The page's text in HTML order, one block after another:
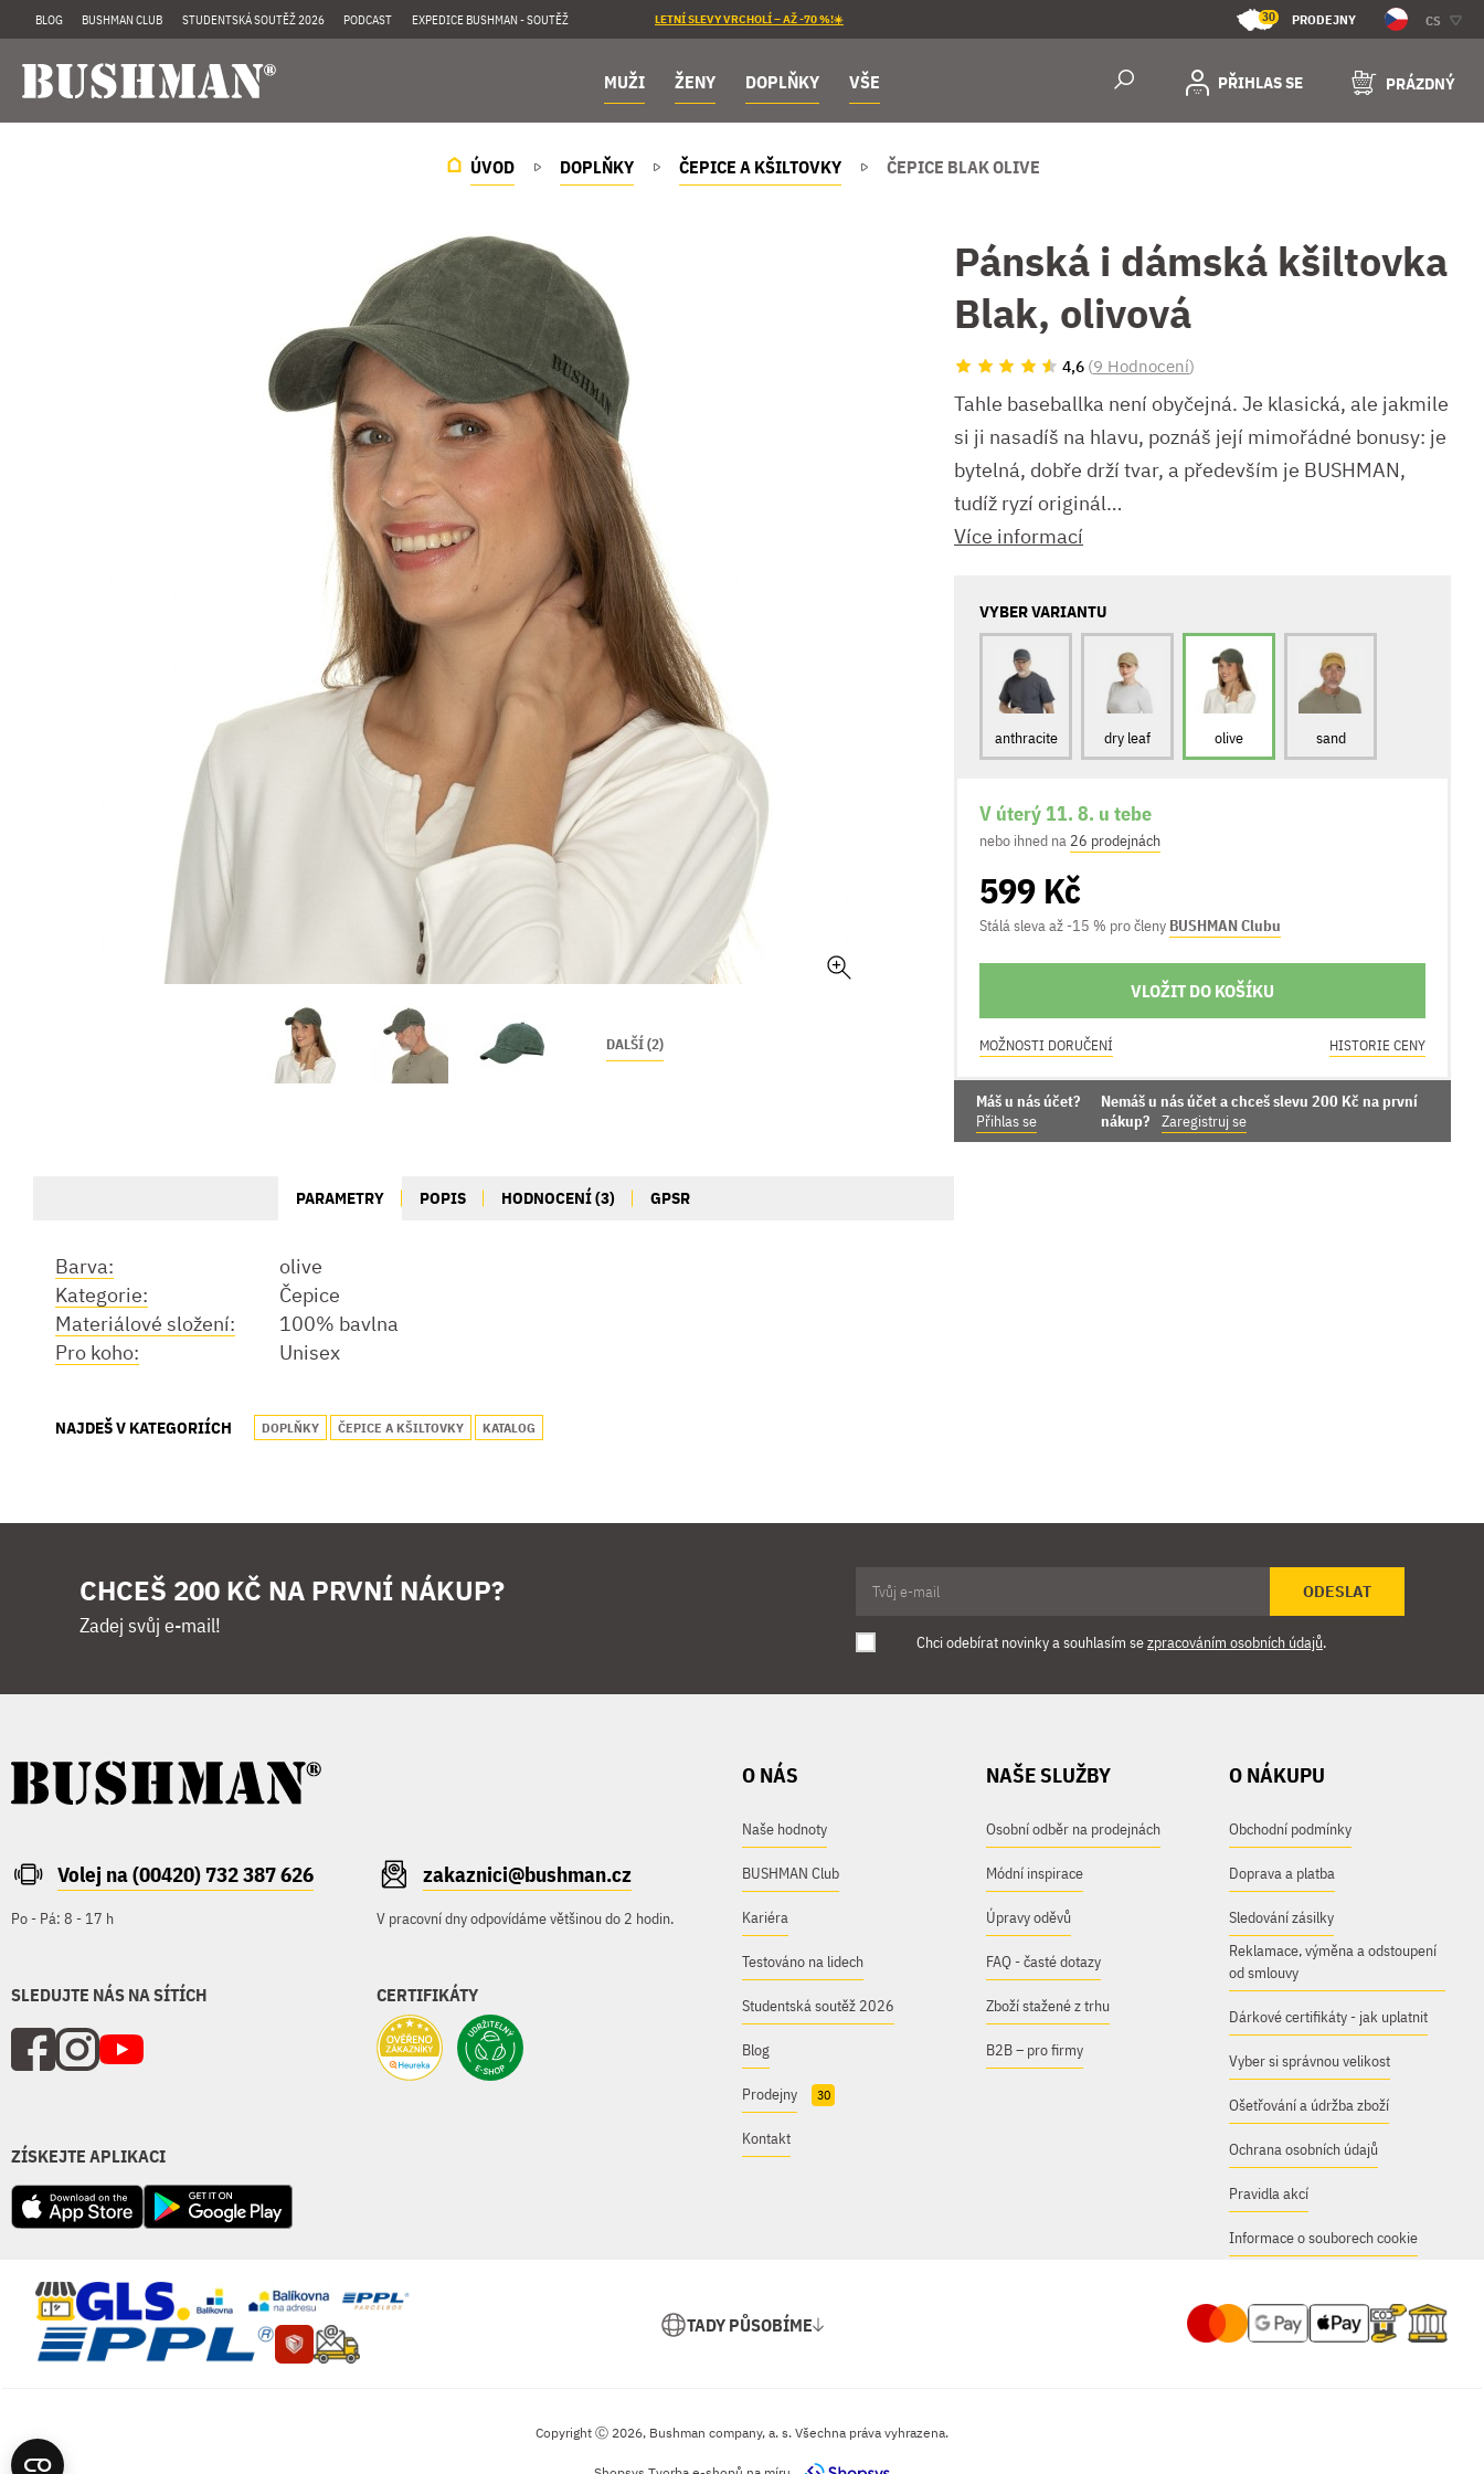
BLOG BUSHMAN CLUB STUDENTSKÁ SOUTĚŽ 2026 PODCAST EXPEDICE BUSHMAN - SOUTĚŽ LETNÍ SLEVY VRCHOLÍ – AŽ -70 %!☀️ 30 PRODEJNY CS
MUŽI ŽENY DOPLŇKY VŠE PŘIHLAS SE PRÁZDNÝ
ÚVOD DOPLŇKY ČEPICE A KŠILTOVKY ČEPICE BLAK OLIVE
DALŠÍ (2)
Pánská i dámská kšiltovka
Blak, olivová
4,6 (9 Hodnocení)
Tahle baseballka není obyčejná. Je klasická, ale jakmile
si ji nasadíš na hlavu, poznáš její mimořádné bonusy: je
bytelná, dobře drží tvar, a především je BUSHMAN,
tudíž ryzí originál…
Více informací
VYBER VARIANTU
anthracite dry leaf olive sand
V úterý 11. 8. u tebe
nebo ihned na 26 prodejnách
599 Kč
Stálá sleva až -15 % pro členy BUSHMAN Clubu
VLOŽIT DO KOŠÍKU
MOŽNOSTI DORUČENÍ HISTORIE CENY
Máš u nás účet?
Přihlas se
Nemáš u nás účet a chceš slevu 200 Kč na první
nákup?
Zaregistruj se
PARAMETRY POPIS HODNOCENÍ (3) GPSR
Barva:
olive
Kategorie:
Čepice
Materiálové složení:
100% bavlna
Pro koho:
Unisex
NAJDEŠ V KATEGORIÍCH DOPLŇKY ČEPICE A KŠILTOVKY KATALOG
CHCEŠ 200 KČ NA PRVNÍ NÁKUP?
Zadej svůj e-mail!
ODESLAT
Chci odebírat novinky a souhlasím sezpracováním osobních údajů.
Volej na (00420) 732 387 626
Po - Pá: 8 - 17 h
zakaznici@bushman.cz
V pracovní dny odpovídáme většinou do 2 hodin.
SLEDUJTE NÁS NA SÍTÍCH CERTIFIKÁTY
ZÍSKEJTE APLIKACI
O NÁS
Naše hodnoty
BUSHMAN Club
Kariéra
Testováno na lidech
Studentská soutěž 2026
Blog
Prodejny 30
Kontakt
NAŠE SLUŽBY
Osobní odběr na prodejnách
Módní inspirace
Úpravy oděvů
FAQ - časté dotazy
Zboží stažené z trhu
B2B – pro firmy
O NÁKUPU
Obchodní podmínky
Doprava a platba
Sledování zásilky
Reklamace, výměna a odstoupení
od smlouvy
Dárkové certifikáty - jak uplatnit
Vyber si správnou velikost
Ošetřování a údržba zboží
Ochrana osobních údajů
Pravidla akcí
Informace o souborech cookie
TADY PŮSOBÍME
Copyright Ⓒ 2026, Bushman company, a. s. Všechna práva vyhrazena.